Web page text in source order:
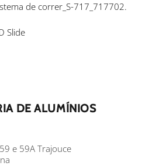
de correr_S-717_717702.
Slide
DE ALUMÍNIOS
e 59A Trajouce